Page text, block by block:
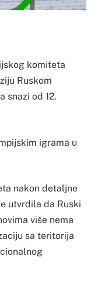
komiteta
Ruskom
snazi od 12.
igrama u
nakon detaljne
utvrdila da Ruski
više nema
sa teritorija